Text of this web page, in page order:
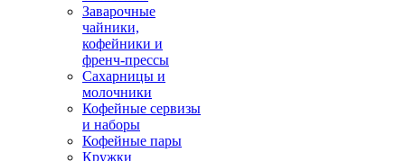
Заварочные
чайники,
кофейники и
френч-прессы
Сахарницы и
молочники
Кофейные сервизы
и наборы
Кофейные пары
Кружки